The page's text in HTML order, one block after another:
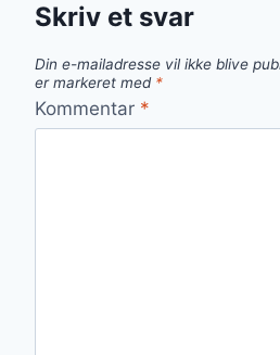
Skriv et svar
Din e-mailadresse vil ikke blive
er markeret med *
Kommentar *